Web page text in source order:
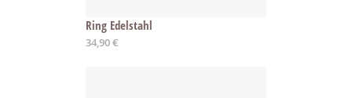
Ring Edelstahl
34,90 €